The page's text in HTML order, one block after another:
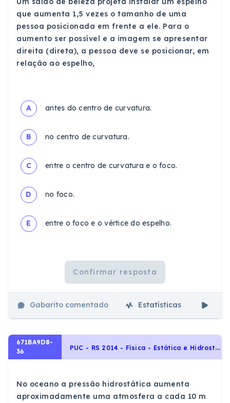
que aumenta 1,5 vezes o tamanho de uma
pessoa posicionada em frente a ele. Para o
aumento ser possível e a imagem se apresentar
direita (direta), a pessoa deve se posicionar, em
relação ao espelho,
A antes do centro de curvatura.
B no centro de curvatura.
C entre o centro de curvatura e o foco.
D no foco.
E entre o foco e o vértice do espelho.
Confirmar resposta
Gabarito comentado Estatísticas
671BA9D8-
36
P
UC - RS 2014 - Física - Estática e Hidrostática, Hidrostática
No oceano a pressão hidrostática aumenta
aproximadamente uma atmosfera a cada 10 m